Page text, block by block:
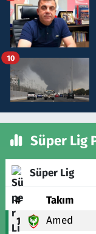
10
Süper Lig
Süper Lig
# Takım
1 Amed